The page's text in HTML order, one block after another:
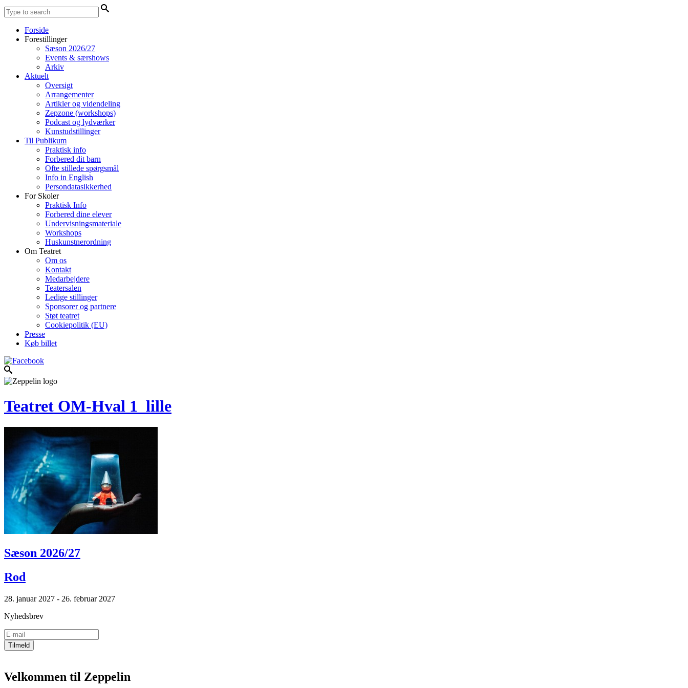
Forside
Forestillinger
Sæson 2026/27
Events & særshows
Arkiv
Aktuelt
Oversigt
Arrangementer
Artikler og videndeling
Zepzone (workshops)
Podcast og lydværker
Kunstudstillinger
Til Publikum
Praktisk info
Forbered dit barn
Ofte stillede spørgsmål
Info in English
Persondatasikkerhed
For Skoler
Praktisk Info
Forbered dine elever
Undervisningsmateriale
Workshops
Huskunstnerordning
Om Teatret
Om os
Kontakt
Medarbejdere
Teatersalen
Ledige stillinger
Sponsorer og partnere
Støt teatret
Cookiepolitik (EU)
Presse
Køb billet
Teatret OM-Hval 1_lille
Sæson 2026/27
Rod
28. januar 2027 - 26. februar 2027
Nyhedsbrev
Velkommen til Zeppelin